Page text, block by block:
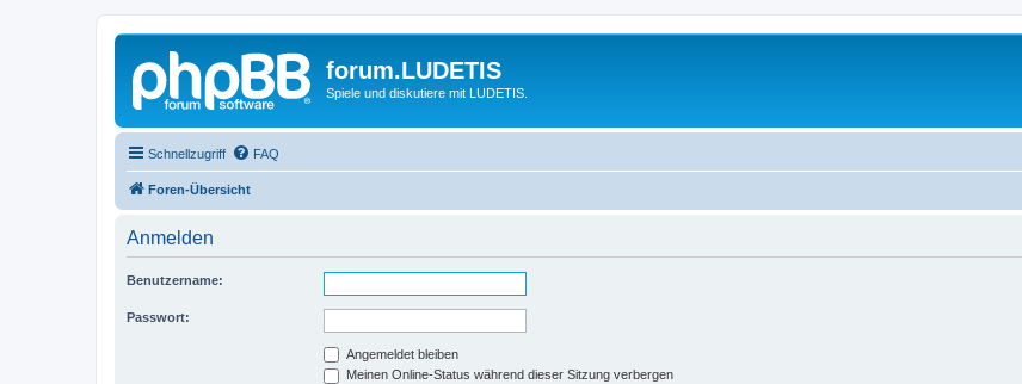
forum.LUDETIS
Spiele und diskutiere mit LUDETIS.
Schnellzugriff FAQ
Foren-Übersicht
Anmelden
Benutzername:
Passwort:
Angemeldet bleiben
Meinen Online-Status während dieser Sitzung verbergen